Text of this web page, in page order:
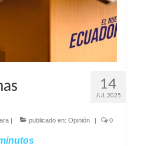
14
JUL 2025
| publicado en: Opinión | 0